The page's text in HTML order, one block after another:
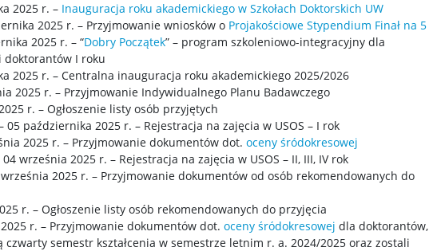
2025 r. – Inauguracja roku akademickiego w Szkołach Doktorskich UW
2025 r. – Przyjmowanie wniosków o Projakościowe Stypendium Finał na 5
2025 r. – “Dobry Początek” – program szkoleniowo-integracyjny dla
doktorantów I roku
2025 r. – Centralna inauguracja roku akademickiego 2025/2026
2025 r. – Przyjmowanie Indywidualnego Planu Badawczego
r. – Ogłoszenie listy osób przyjętych
05 października 2025 r. – Rejestracja na zajęcia w USOS – I rok
2025 r. – Przyjmowanie dokumentów dot. oceny śródokresowej
września 2025 r. – Rejestracja na zajęcia w USOS – II, III, IV rok
2025 r. – Przyjmowanie dokumentów od osób rekomendowanych do
r. – Ogłoszenie listy osób rekomendowanych do przyjęcia
r. – Przyjmowanie dokumentów dot. oceny śródokresowej dla doktorantów,
czwarty semestr kształcenia w semestrze letnim r. a. 2024/2025 oraz zostali